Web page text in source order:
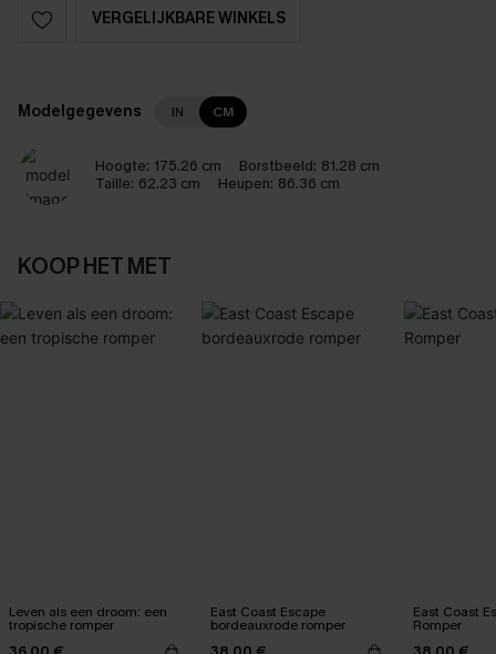
VERGELIJKBARE WINKELS
Modelgegevens IN CM
Hoogte: 175.26 cm Borstbeeld: 81.28 cm
Taille: 62.23 cm Heupen: 86.36 cm
KOOP HET MET
Leven als een droom: een
tropische romper
East Coast Escape
bordeauxrode romper
East Coast
Romper